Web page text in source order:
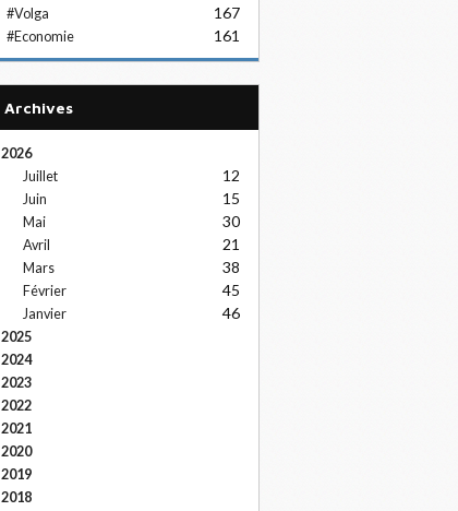
#Volga 167
#Economie 161
Archives
2026
Juillet
12
Juin 15
Mai 30
Avril 21
Mars 38
Février 45
Janvier 46
2025
2024
2023
2022
2021
2020
2019
2018